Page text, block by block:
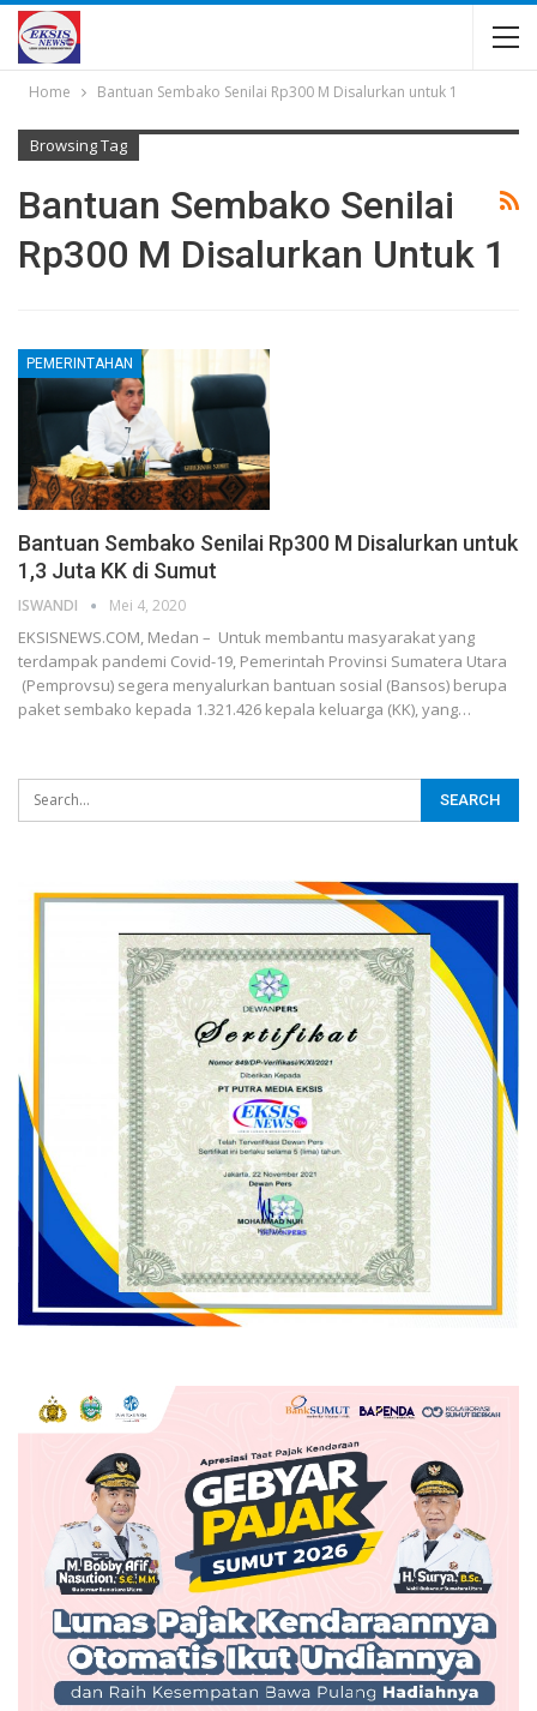
Home Bantuan Sembako Senilai Rp300 M Disalurkan untuk 1
Browsing Tag
Bantuan Sembako Senilai
Rp300 M Disalurkan Untuk 1
PEMERINTAHAN
Bantuan Sembako Senilai Rp300 M Disalurkan untuk
1,3 Juta KK di Sumut
ISWANDI Mei 4, 2020
EKSISNEWS.COM, Medan – Untuk membantu masyarakat yang
terdampak pandemi Covid-19, Pemerintah Provinsi Sumatera Utara
(Pemprovsu) segera menyalurkan bantuan sosial (Bansos) berupa
paket sembako kepada 1.321.426 kepala keluarga (KK), yang…